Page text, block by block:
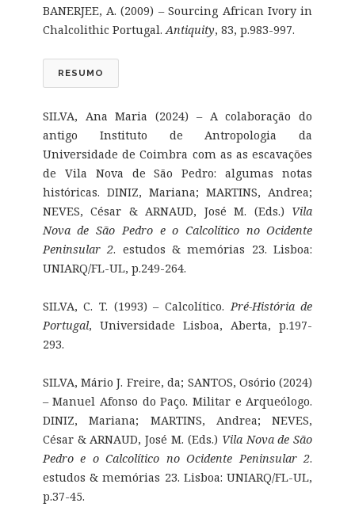
BANERJEE, A. (2009) – Sourcing African Ivory in
Chalcolithic Portugal.Antiquity, 83, p.983-997.
RESUMO
SILVA, Ana Maria (2024) – A colaboração do
antigo Instituto de Antropologia da
Universidade de Coimbra com as as escavações
de Vila Nova de São Pedro: algumas notas
históricas. DINIZ, Mariana; MARTINS, Andrea;
NEVES, César & ARNAUD, José M. (Eds.) Vila
Nova de São Pedro e o Calcolítico no Ocidente
Peninsular 2. estudos & memórias 23. Lisboa:
UNIARQ/FL-UL, p.249-264.
SILVA, C. T. (1993) – Calcolítico.Pré-História de
Portugal, Universidade Lisboa, Aberta, p.197-
293.
SILVA, Mário J. Freire, da; SANTOS, Osório (2024)
– Manuel Afonso do Paço. Militar e Arqueólogo.
DINIZ, Mariana; MARTINS, Andrea; NEVES,
César & ARNAUD, José M. (Eds.) Vila Nova de São
Pedro e o Calcolítico no Ocidente Peninsular 2.
estudos & memórias 23. Lisboa: UNIARQ/FL-UL,
p.37-45.